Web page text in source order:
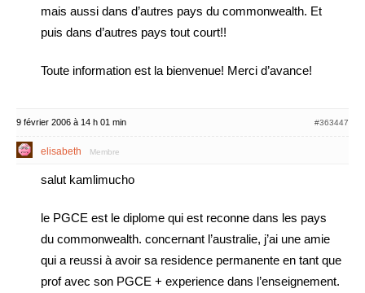
mais aussi dans d’autres pays du commonwealth. Et
puis dans d’autres pays tout court!!
Toute information est la bienvenue! Merci d’avance!
9 février 2006 à 14 h 01 min #363447
elisabeth Membre
salut kamlimucho
le PGCE est le diplome qui est reconne dans les pays
du commonwealth. concernant l’australie, j’ai une amie
qui a reussi à avoir sa residence permanente en tant que
prof avec son PGCE + experience dans l’enseignement.